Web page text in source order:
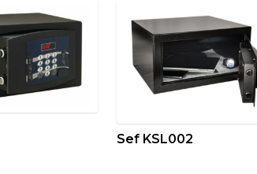
Sef KSL002